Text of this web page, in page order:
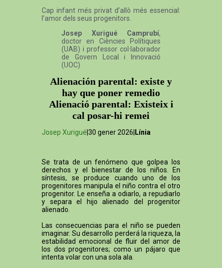
Cap infant més privat d’allò més essencial:
l’amor dels seus progenitors.
Josep Xurigué Camprubí,
doctor en Ciències Polítiques
(UAB) i professor col·laborador
de Govern Local i Innovació
(UOC)
Alienación parental: existe y
hay que poner remedio
Alienació parental: Existeix i
cal posar-hi remei
Josep Xurigué |30 gener 2026| Línia
Se trata de un fenómeno que golpea los
derechos y el bienestar de los niños. En
síntesis, se produce cuando uno de los
progenitores manipula el niño contra el otro
progenitor. Le enseña a odiarlo, a repudiarlo
y separa el hijo alienado del progenitor
alienado.
Las consecuencias para el niño se pueden
imaginar. Su desarrollo perderá la riqueza, la
estabilidad emocional de fluir del amor de
los dos progenitores; como un pájaro que
intenta volar con una sola ala.